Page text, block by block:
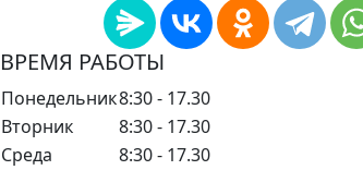
ВРЕМЯ РАБОТЫ
Понедельник8:30 - 17.30
Вторник
8:30 - 17.30
Среда
8:30 - 17.30